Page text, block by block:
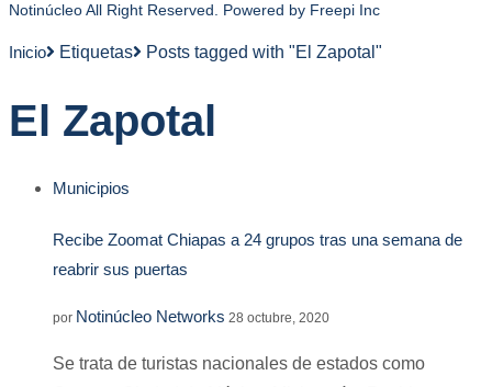
Notinúcleo All Right Reserved. Powered by Freepi Inc
Inicio Etiquetas Posts tagged with "El Zapotal"
El Zapotal
Municipios
Recibe Zoomat Chiapas a 24 grupos tras una semana de
reabrir sus puertas
por Notinúcleo Networks 28 octubre, 2020
Se trata de turistas nacionales de estados como